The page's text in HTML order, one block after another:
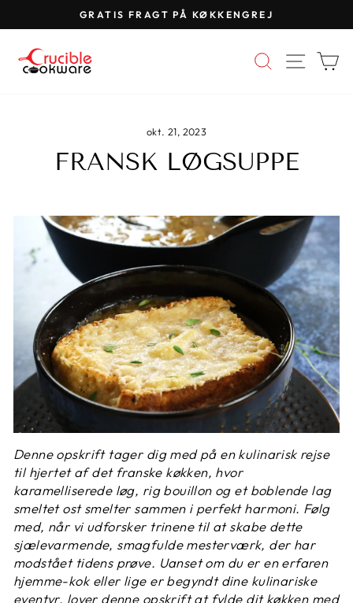
til
indhold
Pause
GRATIS FRAGT PÅ KØKKENGREJ
SØG
okt. 21, 2023
FRANSK LØGSUPPE
Denne opskrift tager dig med på en kulinarisk rejse
til hjertet af det franske køkken, hvor
karamelliserede løg, rig bouillon og et boblende lag
smeltet ost smelter sammen i perfekt harmoni. Følg
med, når vi udforsker trinene til at skabe dette
sjælevarmende, smagfulde mesterværk, der har
modstået tidens prøve. Uanset om du er en erfaren
hjemme-kok eller lige er begyndt dine kulinariske
eventyr, lover denne opskrift at fylde dit køkken med